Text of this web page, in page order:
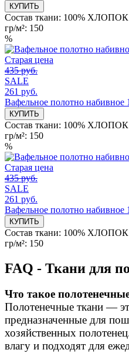
КУПИТЬ
Состав ткани: 100% ХЛОПОК
гр/м²: 150
%
Старая цена
435 руб.
SALE
261 руб.
Вафельное полотно набивное
КУПИТЬ
Состав ткани: 100% ХЛОПОК
гр/м²: 150
%
Старая цена
435 руб.
SALE
261 руб.
Вафельное полотно набивное
КУПИТЬ
Состав ткани: 100% ХЛОПОК
гр/м²: 150
FAQ - Ткани для
Что такое
Полотенечные ткани —
предназначенные для
хозяйственных
влагу и подходят для